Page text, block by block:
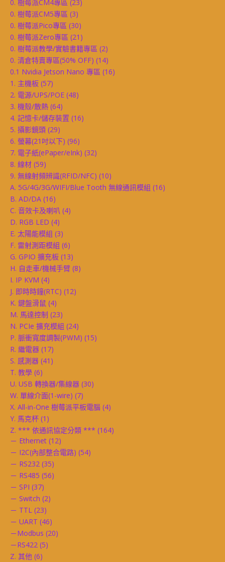
0. 樹莓派CM4專區 (23)
0. 樹莓派CM5專區 (3)
0. 樹莓派Pico專區 (30)
0. 樹莓派Zero專區 (21)
0. 樹莓派教學/實驗書籍專區 (2)
0. 清倉特賣專區(50% OFF) (14)
0.1 Nvidia Jetson Nano 專區 (16)
1. 主機板 (57)
2. 電源/UPS/POE (48)
3. 機殼/散熱 (64)
4. 記憶卡/儲存裝置 (16)
5. 攝影鏡頭 (29)
6. 螢幕(21吋以下) (96)
7. 電子紙(ePaper/eInk) (32)
8. 線材 (59)
9. 無線射頻辨識(RFID/NFC) (10)
A. 5G/4G/3G/WIFI/Blue Tooth 無線通訊模組 (16)
B. AD/DA (16)
C. 音效卡及喇叭 (4)
D. RGB LED (4)
E. 太陽能模組 (3)
F. 雷射測距模組 (6)
G. GPIO 擴充板 (13)
H. 自走車/機械手臂 (8)
I. IP KVM (4)
J. 即時時鐘(RTC) (12)
K. 鍵盤滑鼠 (4)
M. 馬達控制 (23)
N. PCIe 擴充模組 (24)
P. 脈衝寬度調製(PWM) (15)
R. 繼電器 (17)
S. 感測器 (41)
T. 教學 (6)
U. USB 轉換器/集線器 (30)
W. 單線介面(1-wire) (7)
X. All-in-One 樹莓派平板電腦 (4)
Y. 馬克杯 (1)
Z. *** 依通訊協定分類 *** (164)
－ Ethernet (12)
－ I2C(內部整合電路) (54)
－ RS232 (35)
－ RS485 (56)
－ SPI (37)
－ Switch (2)
－ TTL (23)
－ UART (46)
－Modbus (20)
－RS422 (5)
Z. 其他 (6)